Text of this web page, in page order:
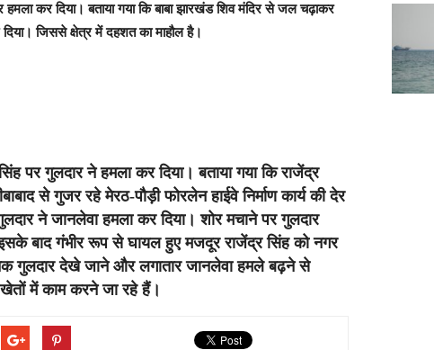
कर दिया। बताया गया कि बाबा झारखंड शिव मंदिर से जल चढ़ाकर
जिससे क्षेत्र में दहशत का माहौल है।
पर गुलदार ने हमला कर दिया। बताया गया कि राजेंद्र
से गुजर रहे मेरठ-पौड़ी फोरलेन हाईवे निर्माण कार्य की देर
ने जानलेवा हमला कर दिया। शोर मचाने पर गुलदार
बाद गंभीर रूप से घायल हुए मजदूर राजेंद्र सिंह को नगर
गुलदार देखे जाने और लगातार जानलेवा हमले बढ़ने से
में काम करने जा रहे हैं।